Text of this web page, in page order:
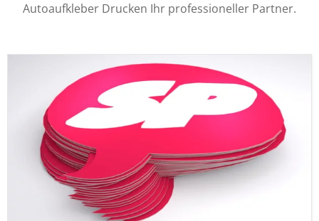
Autoaufkleber Drucken Ihr professioneller Partner.